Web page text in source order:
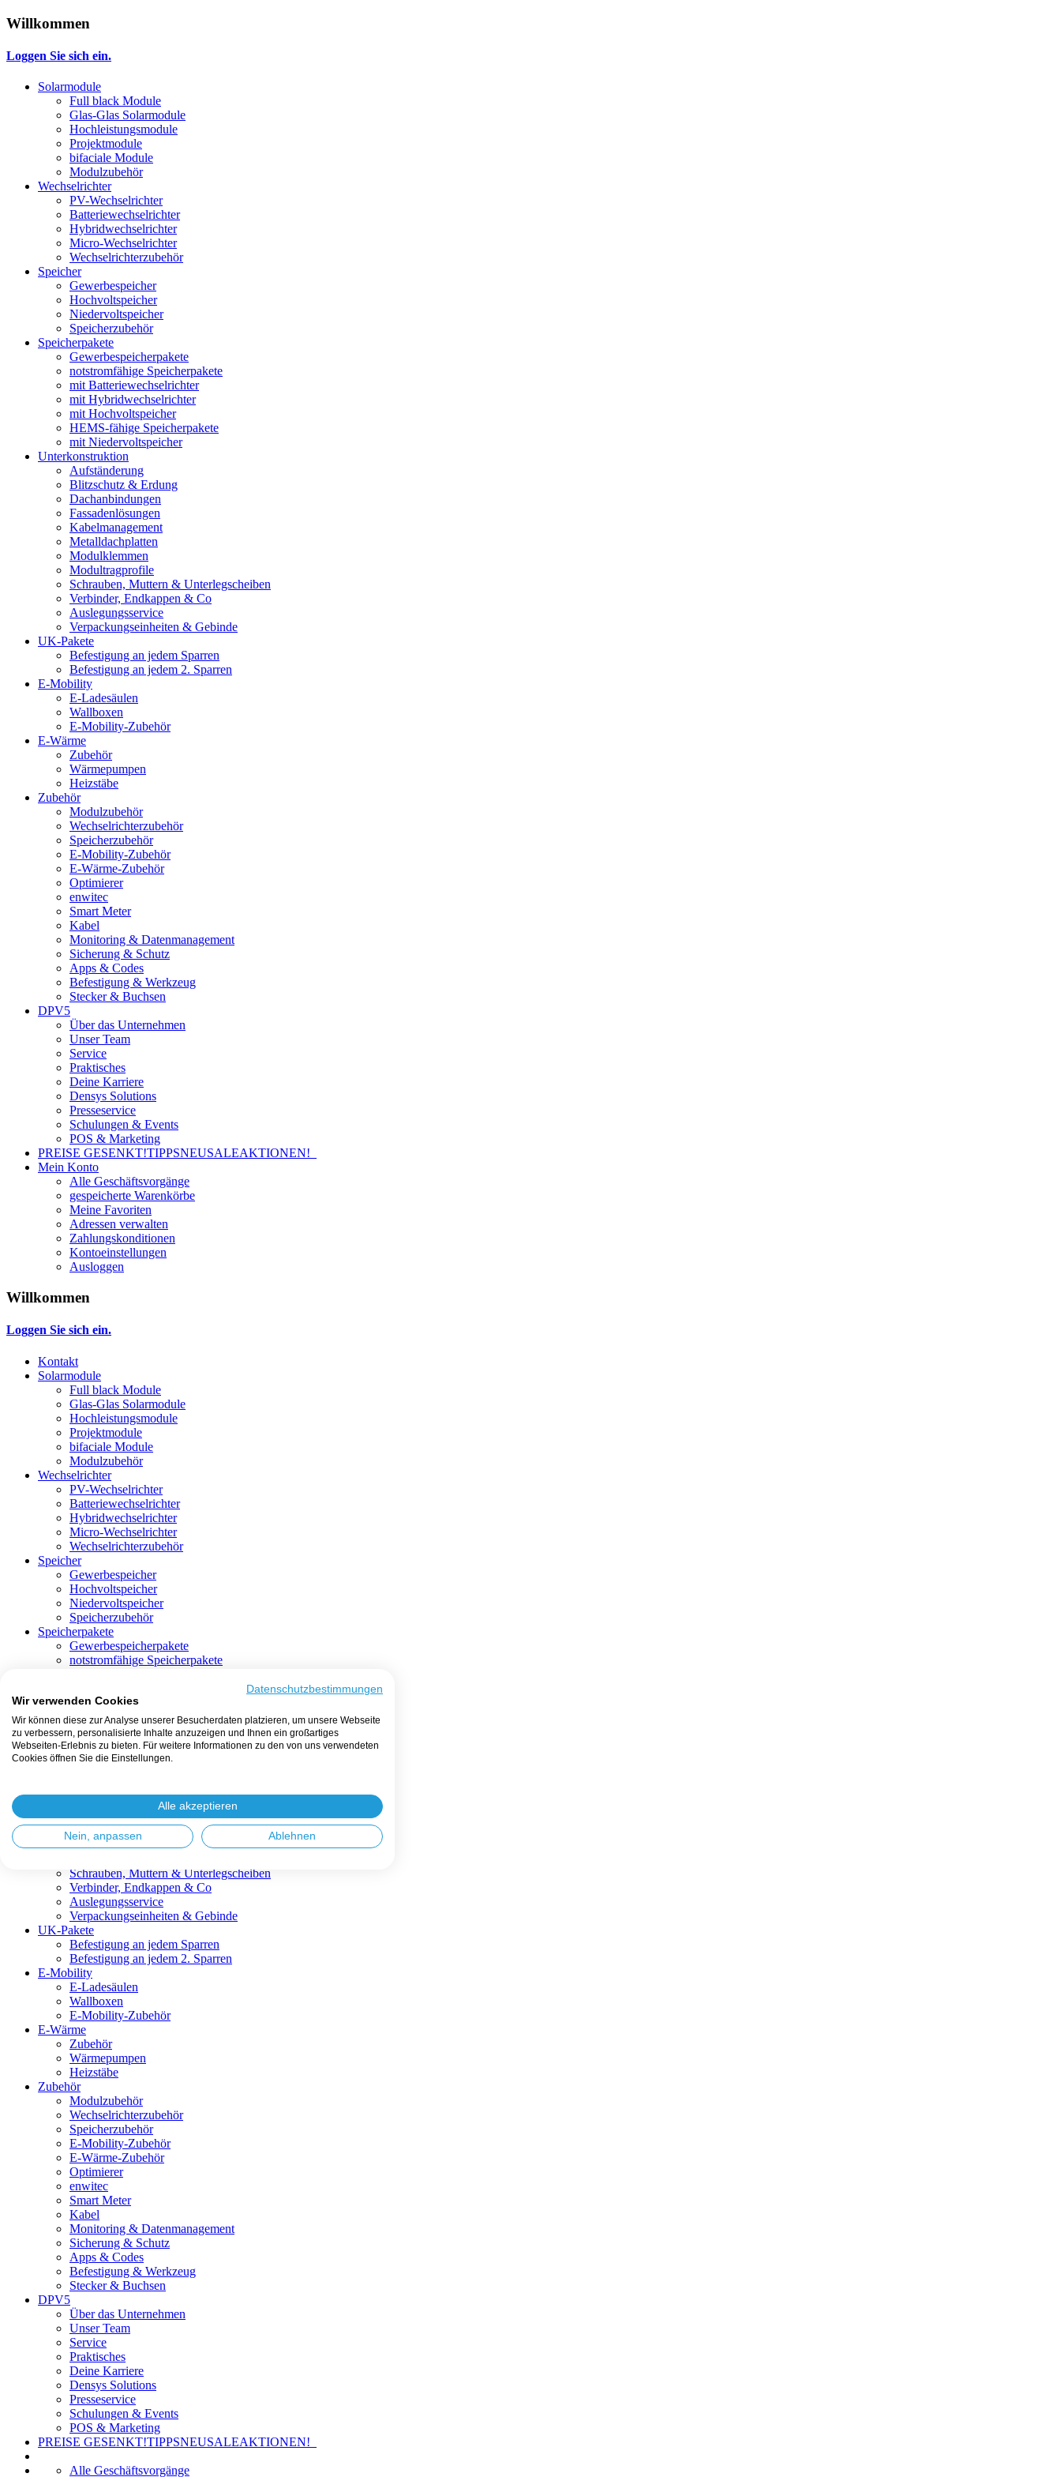
Willkommen
Loggen Sie sich ein.
Solarmodule
Full black Module
Glas-Glas Solarmodule
Hochleistungsmodule
Projektmodule
bifaciale Module
Modulzubehör
Wechselrichter
PV-Wechselrichter
Batteriewechselrichter
Hybridwechselrichter
Micro-Wechselrichter
Wechselrichterzubehör
Speicher
Gewerbespeicher
Hochvoltspeicher
Niedervoltspeicher
Speicherzubehör
Speicherpakete
Gewerbespeicherpakete
notstromfähige Speicherpakete
mit Batteriewechselrichter
mit Hybridwechselrichter
mit Hochvoltspeicher
HEMS-fähige Speicherpakete
mit Niedervoltspeicher
Unterkonstruktion
Aufständerung
Blitzschutz & Erdung
Dachanbindungen
Fassadenlösungen
Kabelmanagement
Metalldachplatten
Modulklemmen
Modultragprofile
Schrauben, Muttern & Unterlegscheiben
Verbinder, Endkappen & Co
Auslegungsservice
Verpackungseinheiten & Gebinde
UK-Pakete
Befestigung an jedem Sparren
Befestigung an jedem 2. Sparren
E-Mobility
E-Ladesäulen
Wallboxen
E-Mobility-Zubehör
E-Wärme
Zubehör
Wärmepumpen
Heizstäbe
Zubehör
Modulzubehör
Wechselrichterzubehör
Speicherzubehör
E-Mobility-Zubehör
E-Wärme-Zubehör
Optimierer
enwitec
Smart Meter
Kabel
Monitoring & Datenmanagement
Sicherung & Schutz
Apps & Codes
Befestigung & Werkzeug
Stecker & Buchsen
DPV5
Über das Unternehmen
Unser Team
Service
Praktisches
Deine Karriere
Densys Solutions
Presseservice
Schulungen & Events
POS & Marketing
PREISE GESENKT!TIPPSNEUSALEAKTIONEN!
Mein Konto
Alle Geschäftsvorgänge
gespeicherte Warenkörbe
Meine Favoriten
Adressen verwalten
Zahlungskonditionen
Kontoeinstellungen
Ausloggen
Willkommen
Loggen Sie sich ein.
Kontakt
Solarmodule
Full black Module
Glas-Glas Solarmodule
Hochleistungsmodule
Projektmodule
bifaciale Module
Modulzubehör
Wechselrichter
PV-Wechselrichter
Batteriewechselrichter
Hybridwechselrichter
Micro-Wechselrichter
Wechselrichterzubehör
Speicher
Gewerbespeicher
Hochvoltspeicher
Niedervoltspeicher
Speicherzubehör
Speicherpakete
Gewerbespeicherpakete
notstromfähige Speicherpakete
mit Hochvoltspeicher
HEMS-fähige Speicherpakete
mit Niedervoltspeicher
Unterkonstruktion
Aufständerung
Fassadenlösungen
Kabelmanagement
Metalldachplatten
Modulklemmen
Schrauben, Muttern & Unterlegscheiben
Verbinder, Endkappen & Co
Auslegungsservice
Verpackungseinheiten & Gebinde
UK-Pakete
Befestigung an jedem Sparren
Befestigung an jedem 2. Sparren
E-Mobility
E-Ladesäulen
Wallboxen
E-Mobility-Zubehör
E-Wärme
Zubehör
Wärmepumpen
Heizstäbe
Zubehör
Modulzubehör
Wechselrichterzubehör
Speicherzubehör
E-Mobility-Zubehör
E-Wärme-Zubehör
Optimierer
enwitec
Smart Meter
Kabel
Monitoring & Datenmanagement
Sicherung & Schutz
Apps & Codes
Befestigung & Werkzeug
Stecker & Buchsen
DPV5
Über das Unternehmen
Unser Team
Service
Praktisches
Deine Karriere
Densys Solutions
Presseservice
Schulungen & Events
POS & Marketing
PREISE GESENKT!TIPPSNEUSALEAKTIONEN!
Alle Geschäftsvorgänge
Datenschutzbestimmungen
Wir verwenden Cookies
Wir können diese zur Analyse unserer Besucherdaten platzieren, um unsere Webseite
zu verbessern, personalisierte Inhalte anzuzeigen und Ihnen ein großartiges
Webseiten-Erlebnis zu bieten. Für weitere Informationen zu den von uns verwendeten
Cookies öffnen Sie die Einstellungen.
Alle akzeptieren
Nein, anpassen Ablehnen